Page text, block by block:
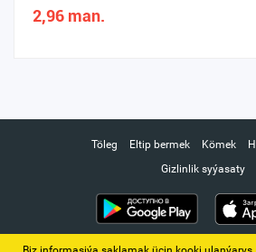
2,96 man.
Töleg Eltip bermek Kömek
Gizlinlik syýasaty